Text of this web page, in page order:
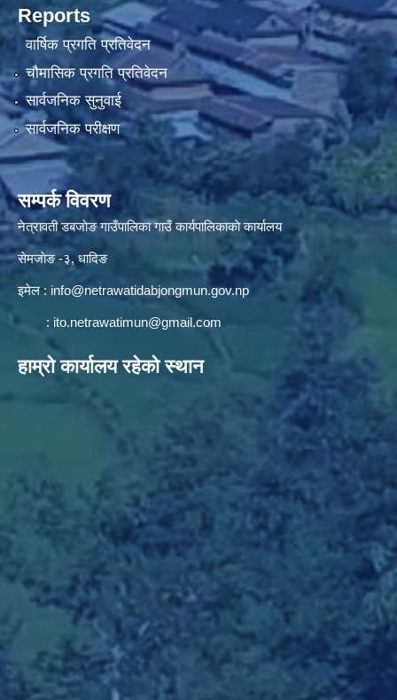
Reports
वार्षिक प्रगति प्रतिवेदन
चौमासिक प्रगति प्रतिवेदन
सार्वजनिक सुनुवाई
सार्वजनिक परीक्षण
सम्पर्क विवरण
नेत्रावती डबजाेङ गाउँपालिका गाउँ कार्यपालिकाकाे कार्यालय
सेमजाेङ -३, धादिङ
इमेल : info@netrawatidabjongmun.gov.np
: ito.netrawatimun@gmail.com
हाम्राे कार्यालय रहेकाे स्थान